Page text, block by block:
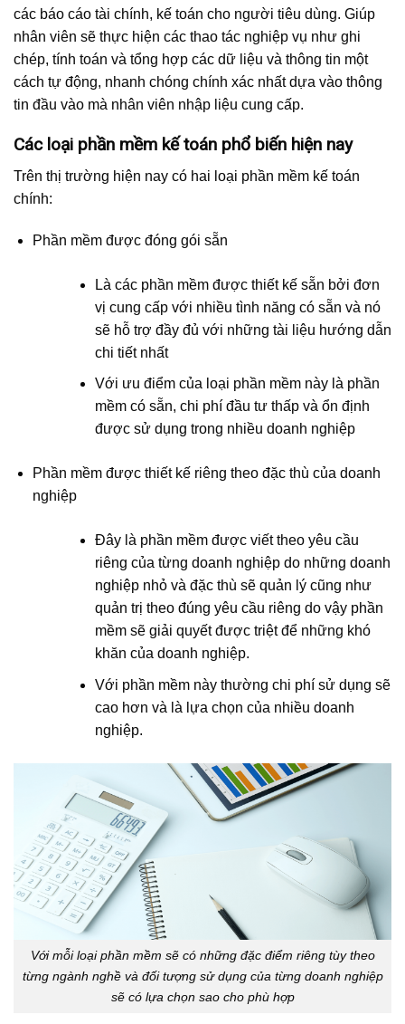
các báo cáo tài chính, kế toán cho người tiêu dùng. Giúp
nhân viên sẽ thực hiện các thao tác nghiệp vụ như ghi
chép, tính toán và tổng hợp các dữ liệu và thông tin một
cách tự động, nhanh chóng chính xác nhất dựa vào thông
tin đầu vào mà nhân viên nhập liệu cung cấp.
Các loại phần mềm kế toán phổ biến hiện nay
Trên thị trường hiện nay có hai loại phần mềm kế toán
chính:
Phần mềm được đóng gói sẵn
Là các phần mềm được thiết kế sẵn bởi đơn
vị cung cấp với nhiều tình năng có sẵn và nó
sẽ hỗ trợ đầy đủ với những tài liệu hướng dẫn
chi tiết nhất
Với ưu điểm của loại phần mềm này là phần
mềm có sẵn, chi phí đầu tư thấp và ổn định
được sử dụng trong nhiều doanh nghiệp
Phần mềm được thiết kế riêng theo đặc thù của doanh
nghiệp
Đây là phần mềm được viết theo yêu cầu
riêng của từng doanh nghiệp do những doanh
nghiệp nhỏ và đặc thù sẽ quản lý cũng như
quản trị theo đúng yêu cầu riêng do vậy phần
mềm sẽ giải quyết được triệt để những khó
khăn của doanh nghiệp.
Với phần mềm này thường chi phí sử dụng sẽ
cao hơn và là lựa chọn của nhiều doanh
nghiệp.
Với mỗi loại phần mềm sẽ có những đặc điểm riêng tùy theo
từng ngành nghề và đối tượng sử dụng của từng doanh nghiệp
sẽ có lựa chọn sao cho phù hợp